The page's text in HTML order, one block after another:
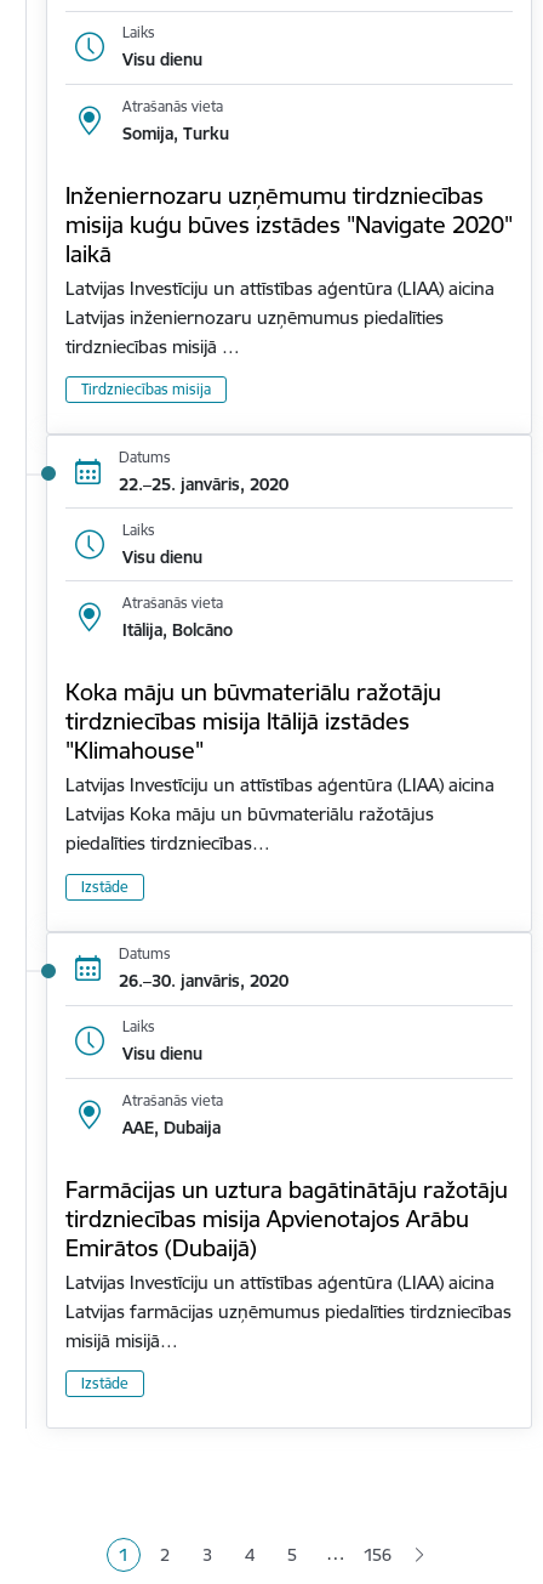
Laiks
Visu dienu
Atrašanās vieta
Somija, Turku
Inženiernozaru uzņēmumu tirdzniecības
misija kuģu būves izstādes "Navigate 2020"
laikā
Latvijas Investīciju un attīstības aģentūra (LIAA) aicina
Latvijas inženiernozaru uzņēmumus piedalīties
tirdzniecības misijā …
Tirdzniecības misija
Datums
22.–25. janvāris, 2020
Laiks
Visu dienu
Atrašanās vieta
Itālija, Bolcāno
Koka māju un būvmateriālu ražotāju
tirdzniecības misija Itālijā izstādes
"Klimahouse"
Latvijas Investīciju un attīstības aģentūra (LIAA) aicina
Latvijas Koka māju un būvmateriālu ražotājus
piedalīties tirdzniecības…
Izstāde
Datums
26.–30. janvāris, 2020
Laiks
Visu dienu
Atrašanās vieta
AAE, Dubaija
Farmācijas un uztura bagātinātāju ražotāju
tirdzniecības misija Apvienotajos Arābu
Emirātos (Dubaijā)
Latvijas Investīciju un attīstības aģentūra (LIAA) aicina
Latvijas farmācijas uzņēmumus piedalīties tirdzniecības
misijā misijā…
Izstāde
Pašreizējā lapa
1 Lapa
2 Lapa
3 Lapa
4 Lapa
5 … 156